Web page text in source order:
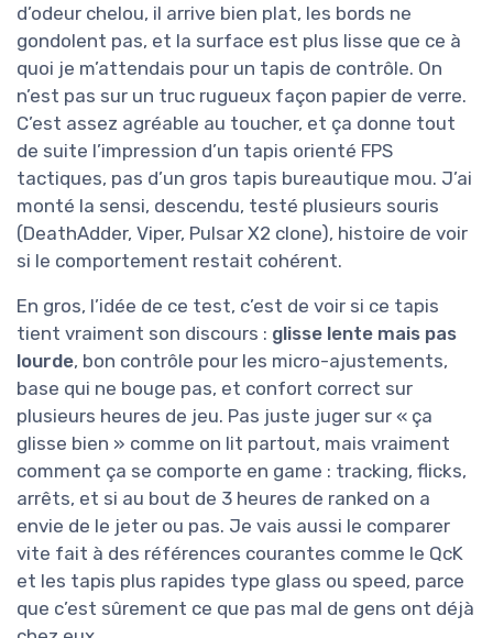
d’odeur chelou, il arrive bien plat, les bords ne
gondolent pas, et la surface est plus lisse que ce à
quoi je m’attendais pour un tapis de contrôle. On
n’est pas sur un truc rugueux façon papier de verre.
C’est assez agréable au toucher, et ça donne tout
de suite l’impression d’un tapis orienté FPS
tactiques, pas d’un gros tapis bureautique mou. J’ai
monté la sensi, descendu, testé plusieurs souris
(DeathAdder, Viper, Pulsar X2 clone), histoire de voir
si le comportement restait cohérent.
En gros, l’idée de ce test, c’est de voir si ce tapis
tient vraiment son discours : glisse lente mais pas
lourde, bon contrôle pour les micro-ajustements,
base qui ne bouge pas, et confort correct sur
plusieurs heures de jeu. Pas juste juger sur « ça
glisse bien » comme on lit partout, mais vraiment
comment ça se comporte en game : tracking, flicks,
arrêts, et si au bout de 3 heures de ranked on a
envie de le jeter ou pas. Je vais aussi le comparer
vite fait à des références courantes comme le QcK
et les tapis plus rapides type glass ou speed, parce
que c’est sûrement ce que pas mal de gens ont déjà